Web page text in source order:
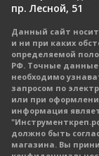
пр. Лесной, 51
Данный сайт
и ни при каких
определяемой
РФ. Точные данные
необходимо
запросом по
или при
информация
должно быть
магазина. Вы